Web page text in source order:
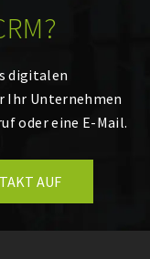
digitalen
Ihr Unternehmen
oder eine E-Mail.
AUF